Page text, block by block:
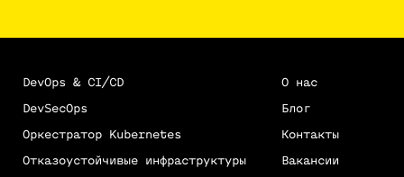
О нас
Блог
Контакты
Вакансии
DevOps & CI/CD
DevSecOps
Оркестратор Kubernetes
Отказоустойчивые инфраструктуры